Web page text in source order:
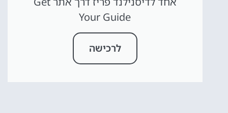
Your Guide
לרכישה